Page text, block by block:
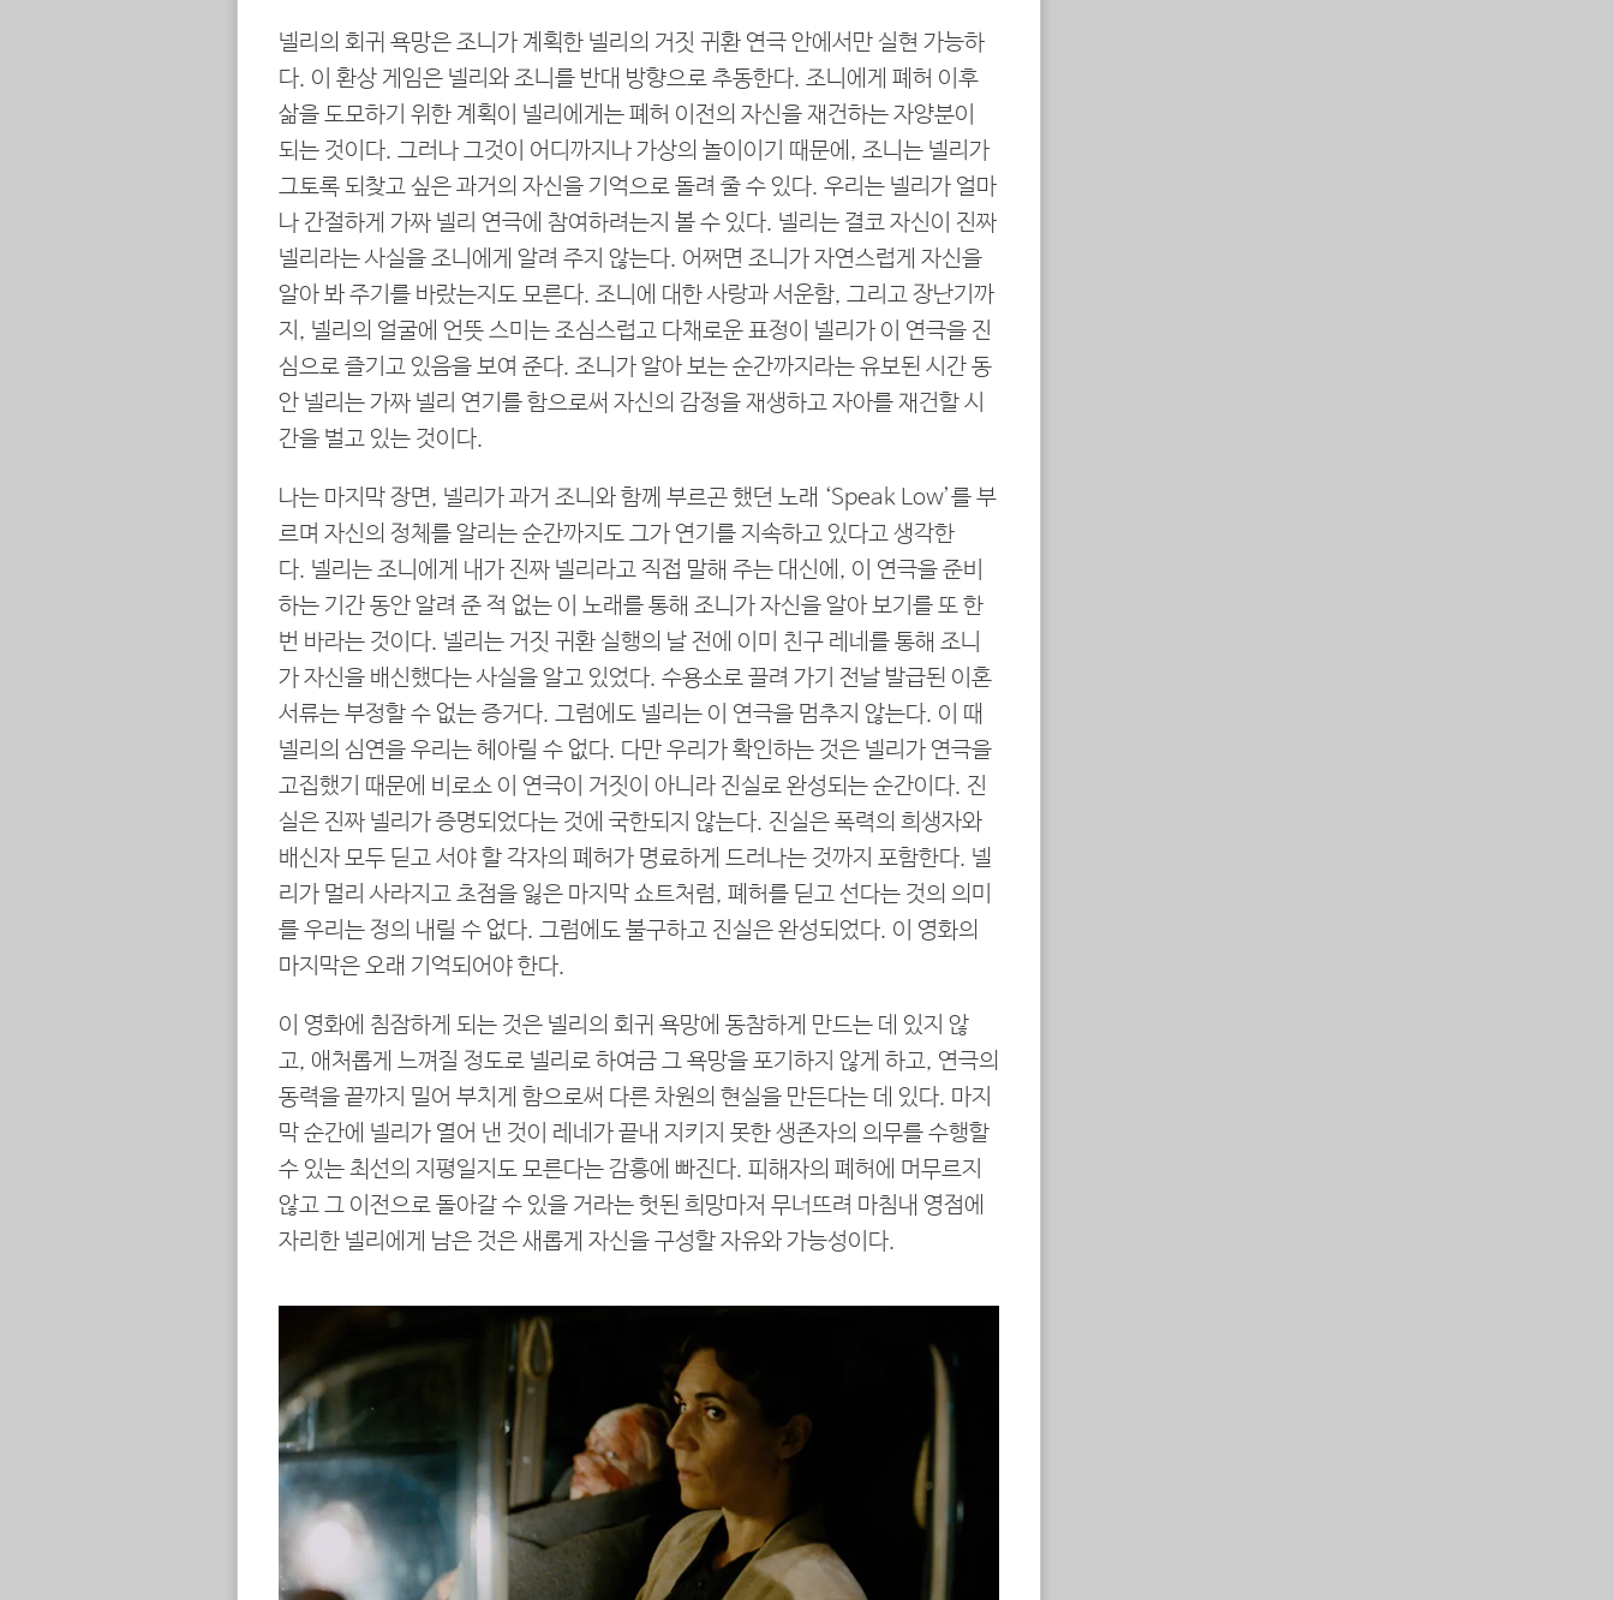
넬리의 회귀 욕망은 조니가 계획한 넬리의 거짓 귀환 연극 안에서만 실현 가능하
다. 이 환상 게임은 넬리와 조니를 반대 방향으로 추동한다. 조니에게 폐허 이후
삶을 도모하기 위한 계획이 넬리에게는 폐허 이전의 자신을 재건하는 자양분이
되는 것이다. 그러나 그것이 어디까지나 가상의 놀이이기 때문에, 조니는 넬리가
그토록 되찾고 싶은 과거의 자신을 기억으로 돌려 줄 수 있다. 우리는 넬리가 얼마
나 간절하게 가짜 넬리 연극에 참여하려는지 볼 수 있다. 넬리는 결코 자신이 진짜
넬리라는 사실을 조니에게 알려 주지 않는다. 어쩌면 조니가 자연스럽게 자신을
알아 봐 주기를 바랐는지도 모른다. 조니에 대한 사랑과 서운함, 그리고 장난기까
지, 넬리의 얼굴에 언뜻 스미는 조심스럽고 다채로운 표정이 넬리가 이 연극을 진
심으로 즐기고 있음을 보여 준다. 조니가 알아 보는 순간까지라는 유보된 시간 동
안 넬리는 가짜 넬리 연기를 함으로써 자신의 감정을 재생하고 자아를 재건할 시
간을 벌고 있는 것이다.
나는 마지막 장면, 넬리가 과거 조니와 함께 부르곤 했던 노래 ‘Speak Low’를 부
르며 자신의 정체를 알리는 순간까지도 그가 연기를 지속하고 있다고 생각한
다. 넬리는 조니에게 내가 진짜 넬리라고 직접 말해 주는 대신에, 이 연극을 준비
하는 기간 동안 알려 준 적 없는 이 노래를 통해 조니가 자신을 알아 보기를 또 한
번 바라는 것이다. 넬리는 거짓 귀환 실행의 날 전에 이미 친구 레네를 통해 조니
가 자신을 배신했다는 사실을 알고 있었다. 수용소로 끌려 가기 전날 발급된 이혼
서류는 부정할 수 없는 증거다. 그럼에도 넬리는 이 연극을 멈추지 않는다. 이 때
넬리의 심연을 우리는 헤아릴 수 없다. 다만 우리가 확인하는 것은 넬리가 연극을
고집했기 때문에 비로소 이 연극이 거짓이 아니라 진실로 완성되는 순간이다. 진
실은 진짜 넬리가 증명되었다는 것에 국한되지 않는다. 진실은 폭력의 희생자와
배신자 모두 딛고 서야 할 각자의 폐허가 명료하게 드러나는 것까지 포함한다. 넬
리가 멀리 사라지고 초점을 잃은 마지막 쇼트처럼, 폐허를 딛고 선다는 것의 의미
를 우리는 정의 내릴 수 없다. 그럼에도 불구하고 진실은 완성되었다. 이 영화의
마지막은 오래 기억되어야 한다.
이 영화에 침잠하게 되는 것은 넬리의 회귀 욕망에 동참하게 만드는 데 있지 않
고, 애처롭게 느껴질 정도로 넬리로 하여금 그 욕망을 포기하지 않게 하고, 연극의
동력을 끝까지 밀어 부치게 함으로써 다른 차원의 현실을 만든다는 데 있다. 마지
막 순간에 넬리가 열어 낸 것이 레네가 끝내 지키지 못한 생존자의 의무를 수행할
수 있는 최선의 지평일지도 모른다는 감흥에 빠진다. 피해자의 폐허에 머무르지
않고 그 이전으로 돌아갈 수 있을 거라는 헛된 희망마저 무너뜨려 마침내 영점에
자리한 넬리에게 남은 것은 새롭게 자신을 구성할 자유와 가능성이다.